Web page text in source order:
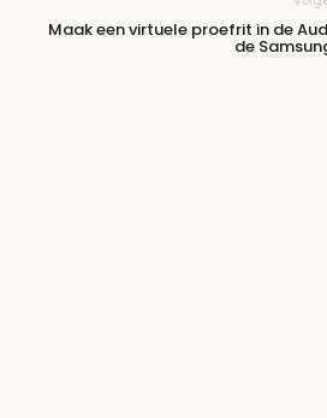
Maak een virtuele proefrit in de
de